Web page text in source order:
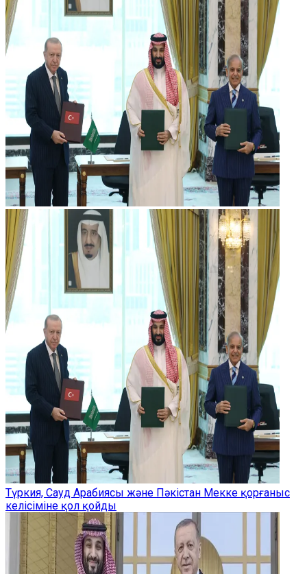
Түркия, Сауд Арабиясы және Пәкістан Мекке қорғаныс
келісіміне қол қойды